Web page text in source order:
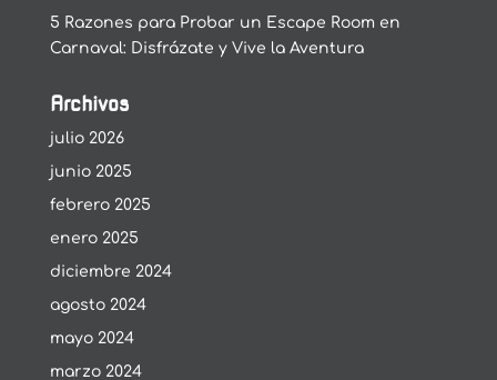
5 Razones para Probar un Escape Room en
Carnaval: Disfrázate y Vive la Aventura
Archivos
julio 2026
junio 2025
febrero 2025
enero 2025
diciembre 2024
agosto 2024
mayo 2024
marzo 2024